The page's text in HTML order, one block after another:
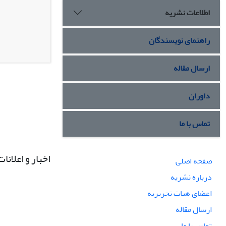
اطلاعات نشریه
راهنمای نویسندگان
ارسال مقاله
داوران
تماس با ما
صفحه اصلی
درباره نشریه
اعضای هیات تحریریه
ارسال مقاله
اخبار و